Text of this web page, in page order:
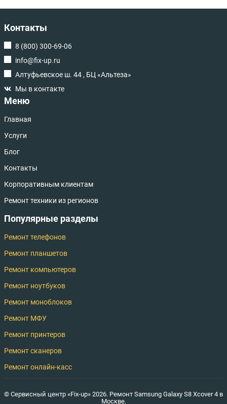
Контакты
8 (800) 300-69-06
info@fix-up.ru
Алтуфьевское ш. 44 , БЦ «Альтеза»
Мы в контакте
Меню
Главная
Услуги
Блог
Контакты
Корпоративным клиентам
Ремонт техники из регионов
Популярные разделы
Ремонт телефонов
Ремонт планшетов
Ремонт компьютеров
Ремонт ноутбуков
Ремонт моноблоков
Ремонт МФУ
Ремонт принтеров
Ремонт сканеров
Ремонт онлайн-касс
© Сервисный центр «Fix-up» 2026. Ремонт Samsung Galaxy S8 Xcover 4 в
Москве.